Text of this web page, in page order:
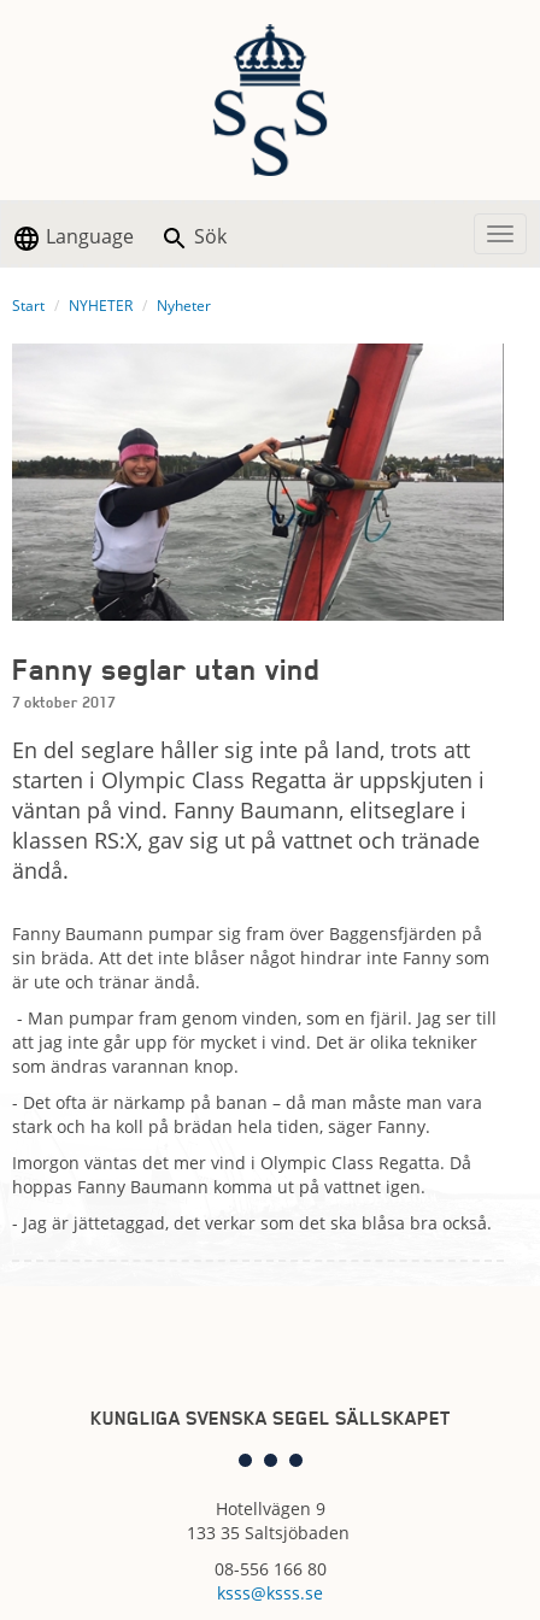
Language Sök
Start NYHETER Nyheter
Fanny seglar utan vind
7 oktober 2017
En del seglare håller sig inte på land, trots att
starten i Olympic Class Regatta är uppskjuten i
väntan på vind. Fanny Baumann, elitseglare i
klassen RS:X, gav sig ut på vattnet och tränade
ändå.
Fanny Baumann pumpar sig fram över Baggensfjärden på
sin bräda. Att det inte blåser något hindrar inte Fanny som
är ute och tränar ändå.
- Man pumpar fram genom vinden, som en fjäril. Jag ser till
att jag inte går upp för mycket i vind. Det är olika tekniker
som ändras varannan knop.
- Det ofta är närkamp på banan – då man måste man vara
stark och ha koll på brädan hela tiden, säger Fanny.
Imorgon väntas det mer vind i Olympic Class Regatta. Då
hoppas Fanny Baumann komma ut på vattnet igen.
- Jag är jättetaggad, det verkar som det ska blåsa bra också.
KUNGLIGA SVENSKA SEGEL SÄLLSKAPET
Hotellvägen 9
133 35 Saltsjöbaden
08-556 166 80
ksss@ksss.se